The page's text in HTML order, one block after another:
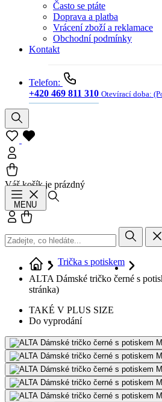
Často se ptáte
Doprava a platba
Vrácení zboží a reklamace
Obchodní podmínky
Kontakt
Telefon:
+420 469 811 310 Otevírací doba:
Váš košík je prázdný
MENU
Přihlásit se
Trička s potiskem
ALTA Dámské tričko černé s
stránka)
TAKÉ V PLUS SIZE
Do vyprodání